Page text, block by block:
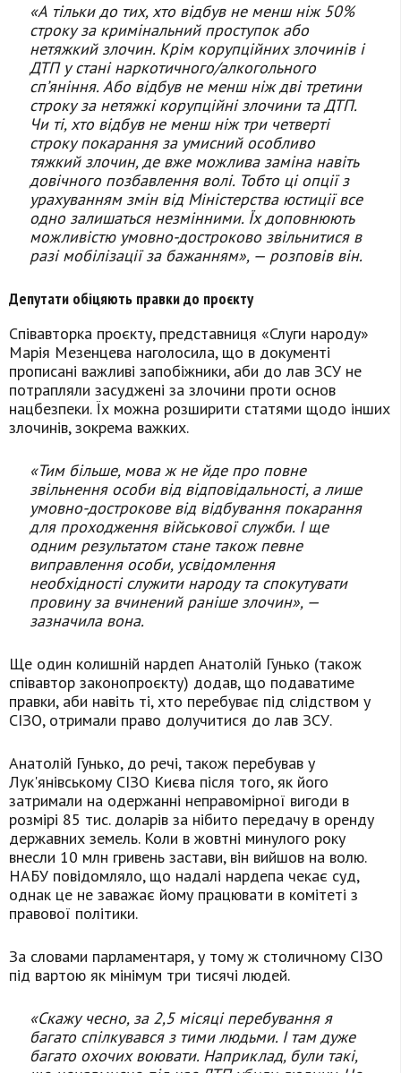
«А тільки до тих, хто відбув не менш ніж 50%
строку за кримінальний проступок або
нетяжкий злочин. Крім корупційних злочинів і
ДТП у стані наркотичного/алкогольного
сп’яніння. Або відбув не менш ніж дві третини
строку за нетяжкі корупційні злочини та ДТП.
Чи ті, хто відбув не менш ніж три четверті
строку покарання за умисний особливо
тяжкий злочин, де вже можлива заміна навіть
довічного позбавлення волі. Тобто ці опції з
урахуванням змін від Міністерства юстиції все
одно залишаться незмінними. Їх доповнюють
можливістю умовно-достроково звільнитися в
разі мобілізації за бажанням», — розповів він.
Депутати обіцяють правки до проєкту
Співавторка проєкту, представниця «Слуги народу»
Марія Мезенцева наголосила, що в документі
прописані важливі запобіжники, аби до лав ЗСУ не
потрапляли засуджені за злочини проти основ
нацбезпеки. Їх можна розширити статями щодо інших
злочинів, зокрема важких.
«Тим більше, мова ж не йде про повне
звільнення особи від відповідальності, а лише
умовно-дострокове від відбування покарання
для проходження військової служби. І ще
одним результатом стане також певне
виправлення особи, усвідомлення
необхідності служити народу та спокутувати
провину за вчинений раніше злочин», —
зазначила вона.
Ще один колишній нардеп Анатолій Гунько (також
співавтор законопроєкту) додав, що подаватиме
правки, аби навіть ті, хто перебуває під слідством у
СІЗО, отримали право долучитися до лав ЗСУ.
Анатолій Гунько, до речі, також перебував у
Лук'янівському СІЗО Києва після того, як його
затримали на одержанні неправомірної вигоди в
розмірі 85 тис. доларів за нібито передачу в оренду
державних земель. Коли в жовтні минулого року
внесли 10 млн гривень застави, він вийшов на волю.
НАБУ повідомляло, що надалі нардепа чекає суд,
однак це не заважає йому працювати в комітеті з
правової політики.
За словами парламентаря, у тому ж столичному СІЗО
під вартою як мінімум три тисячі людей.
«Скажу чесно, за 2,5 місяці перебування я
багато спілкувався з тими людьми. І там дуже
багато охочих воювати. Наприклад, були такі,